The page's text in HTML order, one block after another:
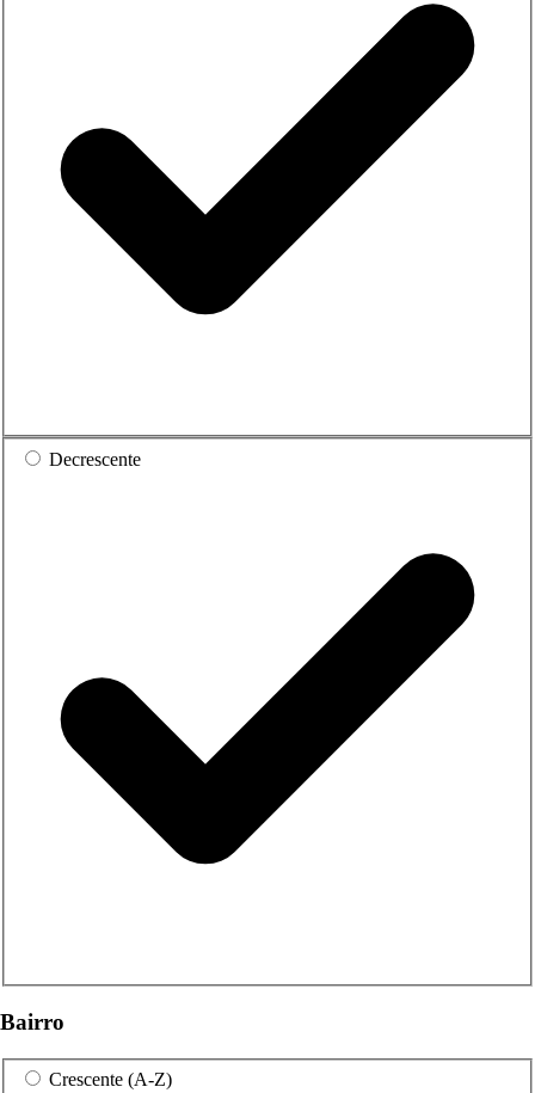
Decrescente
Bairro
Crescente (A-Z)